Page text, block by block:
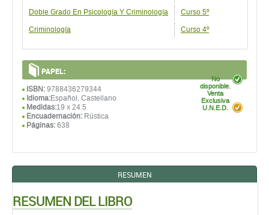
Doble Grado En Psicologí­a Y Criminología Curso 5º
Criminología Curso 4º
PAPEL:
ISBN: 9788436279344
Idioma:Español, Castellano
Medidas:19 x 24.5
Encuadernación: Rústica
Páginas: 638
No
disponible.
Venta
Exclusiva
U.N.E.D.
RESUMEN
RESUMEN DEL LIBRO